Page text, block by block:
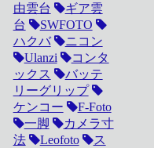
由雲台
ギア雲
台
SWFOTO
ハクバ
ニコン
Ulanzi
コンタ
ックス
バッテ
リーグリップ
ケンコー
F-Foto
一脚
カメラ寸
法
Leofoto
ス